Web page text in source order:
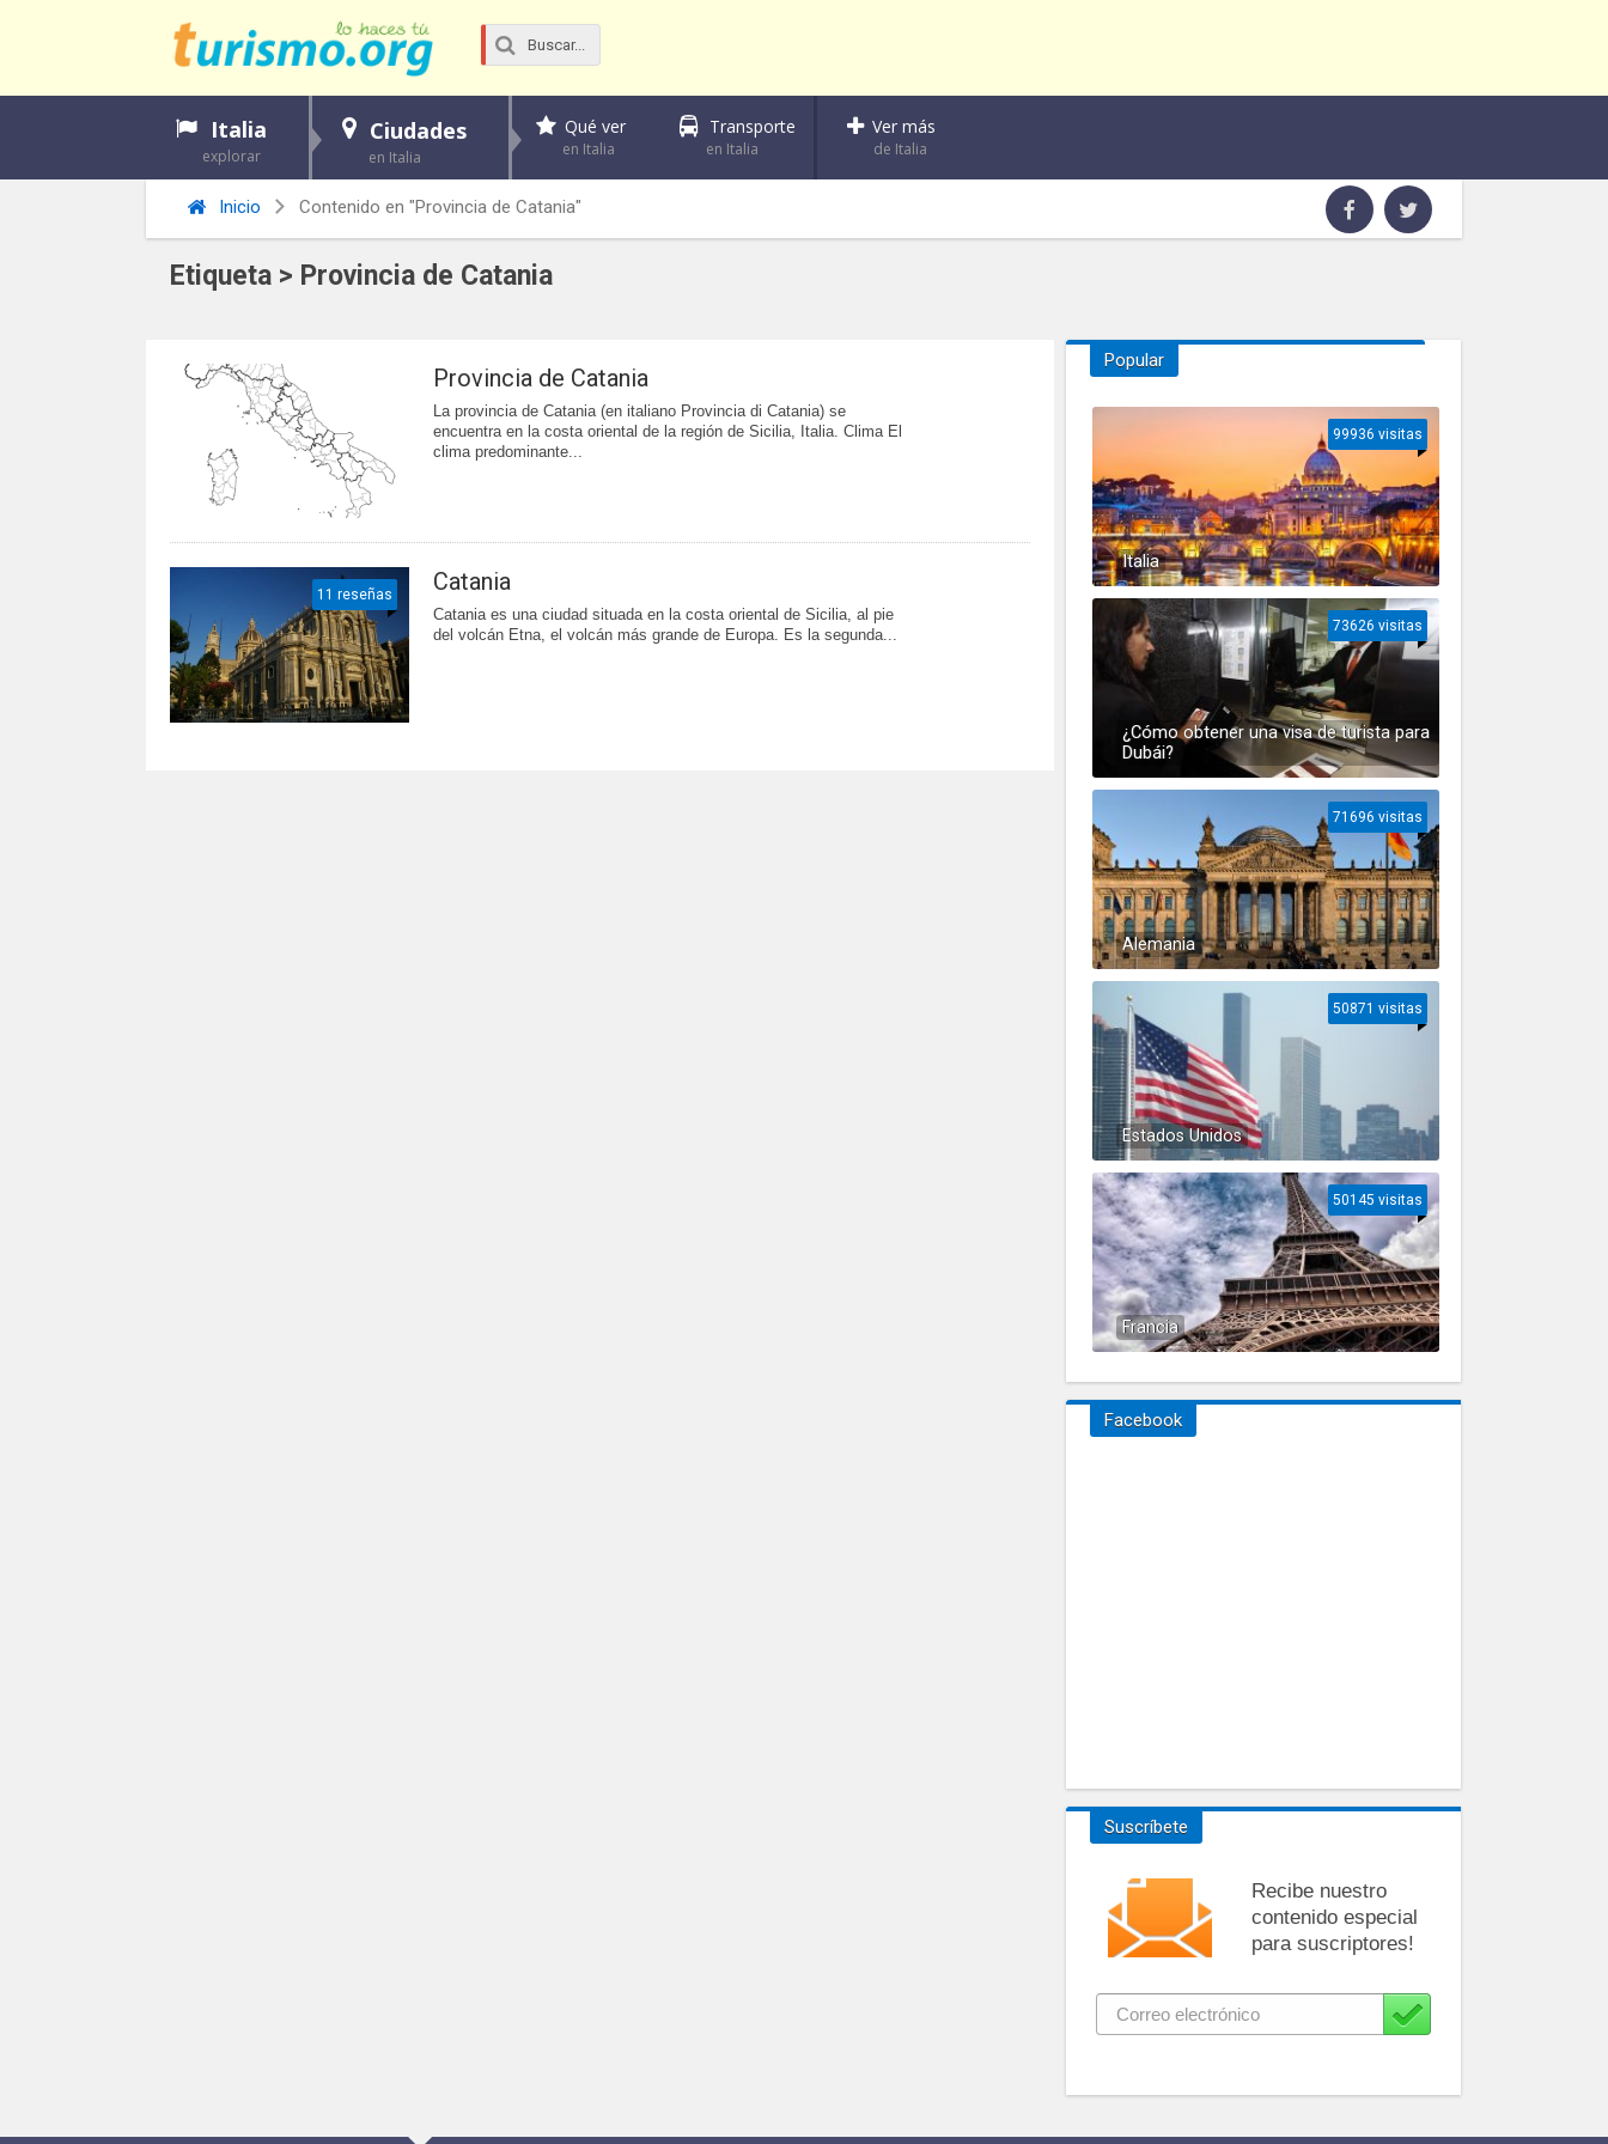
Italia
explorar
Ciudades
en Italia
Qué ver
en Italia
Transporte
en Italia
Ver más
de Italia
Inicio Contenido en "Provincia de Catania"
Etiqueta > Provincia de Catania
Provincia de Catania
La provincia de Catania (en italiano Provincia di Catania) se
encuentra en la costa oriental de la región de Sicilia, Italia. Clima El
clima predominante...
11 reseñas Catania
Catania es una ciudad situada en la costa oriental de Sicilia, al pie
del volcán Etna, el volcán más grande de Europa. Es la segunda...
Popular
Italia
99936 visitas
¿Cómo obtener una visa de turista para
Dubái?
73626 visitas
Alemania
71696 visitas
Estados Unidos
50871 visitas
Francia
50145 visitas
Facebook
Suscríbete
Recibe nuestro
contenido especial
para suscriptores!